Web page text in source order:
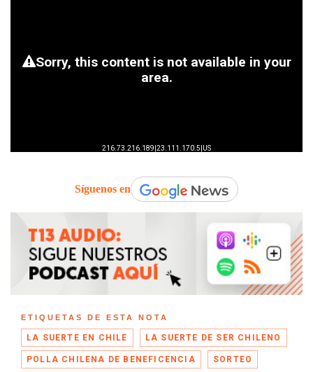
Síguenos en
ETIQUETAS DE ESTA NOTA
LA SUERTE EN CHILE LA SUERTE DE SER CHILENO
POLLA CHILENA DE BENEFICENCIA SORTEO